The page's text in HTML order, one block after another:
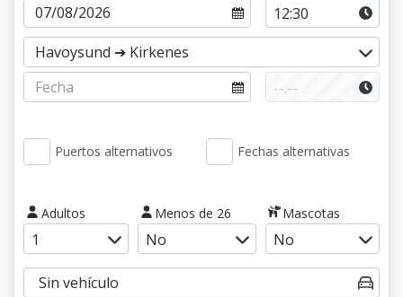
Puertos alternativos Fechas alternativas
Adultos Menos de 26 Mascotas